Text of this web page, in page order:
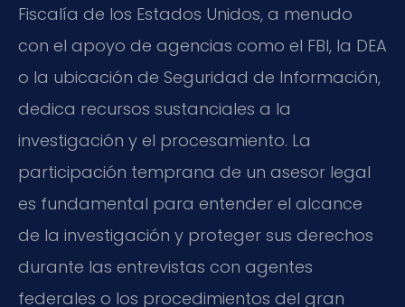
Fiscalía de los Estados Unidos, a menudo
con el apoyo de agencias como el FBI, la DEA
o la ubicación de Seguridad de Información,
dedica recursos sustanciales a la
investigación y el procesamiento. La
participación temprana de un asesor legal
es fundamental para entender el alcance
de la investigación y proteger sus derechos
durante las entrevistas con agentes
federales o los procedimientos del gran